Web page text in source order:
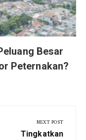
Besar
Peternakan?
NEXT POST
Next
Tingkatkan